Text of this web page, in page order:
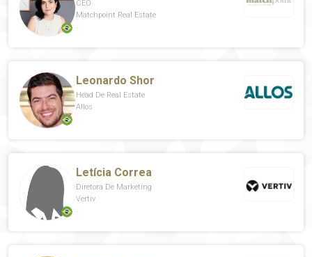
CEO
Matchpoint Real Estate
Leonardo Shor
Head De Real Estate
Allos
Letícia Correa
Diretora De Marketing
Vertiv